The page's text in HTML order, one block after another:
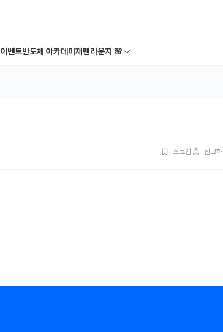
이벤트반도체 아카데미 재팬라운지 🌸
스크랩 신고하